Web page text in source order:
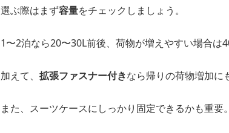
選ぶ際はまず容量をチェックしましょう。
1〜2泊なら20〜30L前後、荷物が増えやすい場合は
加えて、 拡張ファスナー付きなら帰りの荷物増加に
また、スーツケースにしっかり固定できるかも重要。